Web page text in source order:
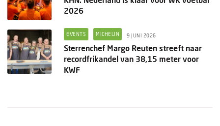
2026
EVENTS MICHELIN 9 JUNI 2026
Sterrenchef Margo Reuten streeft naar
recordfrikandel van 38,15 meter voor
KWF